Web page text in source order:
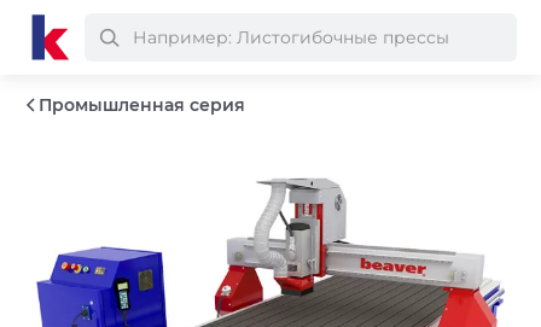
Промышленная серия